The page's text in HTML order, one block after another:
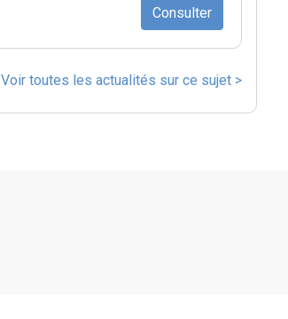
Consulter
Voir toutes les actualités sur ce sujet >